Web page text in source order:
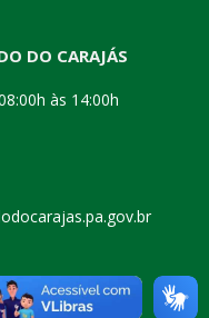
DO CARAJÁS
às 14:00h